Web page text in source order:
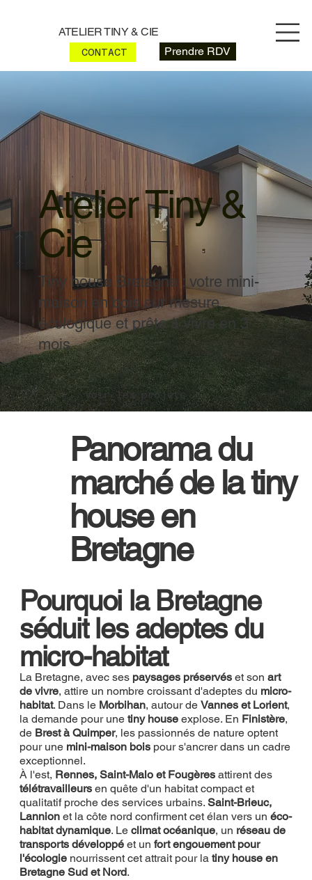
ATELIER TINY & CIE
CONTACT Prendre RDV
Atelier Tiny &
Cie
Tiny house Bretagne : votre mini-
maison en bois sur mesure,
écologique et prête à vivre en 3
mois
Voir les projets
Panorama du
marché de la tiny
house en
Bretagne
Pourquoi la Bretagne
séduit les adeptes du
micro-habitat
La Bretagne, avec ses paysages préservéset son art
de vivre, attire un nombre croissant d'adeptes du micro-
habitat. Dans le Morbihan, autour de Vannes et Lorient,
la demande pour une tiny houseexplose. En Finistère,
de Brest à Quimper, les passionnés de nature optent
pour une mini-maison boispour s'ancrer dans un cadre
exceptionnel.
À l'est, Rennes, Saint-Malo et Fougèresattirent des
télétravailleursen quête d'un habitat compact et
qualitatif proche des services urbains. Saint-Brieuc,
Lannionet la côte nord confirment cet élan vers un éco-
habitat dynamique. Le climat océanique, un réseau de
transports développéet un fort engouement pour
l'écologienourrissent cet attrait pour la tiny house en
Bretagne Sud et Nord.